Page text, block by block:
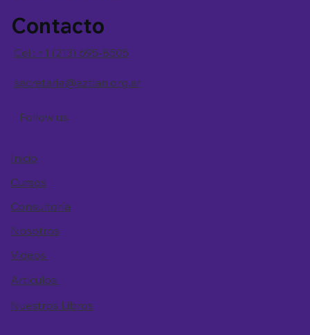
Contacto
Cel.: +1 (213) 695-8505
secretaria@aztlan.org.ar
Follow us:
Inicio
Cursos
Consultoría
Nosotros
Videos
Artículos
Nuestros Libros